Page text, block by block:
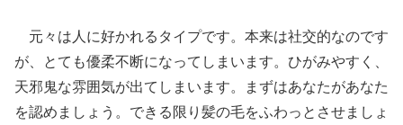
元々は人に好かれるタイプです。本来は社交的なのです
が、とても優柔不断になってしまいます。ひがみやすく、
天邪鬼な雰囲気が出てしまいます。まずはあなたがあなた
を認めましょう。できる限り髪の毛をふわっとさせましょ